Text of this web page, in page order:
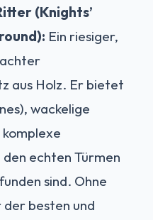
(Knights’
Ein riesiger,
aus Holz. Er bietet
wackelige
echten Türmen
sind. Ohne
besten und